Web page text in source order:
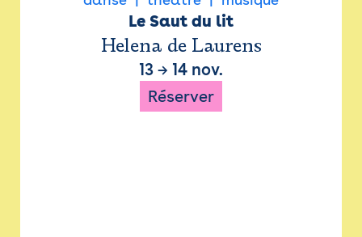
Le Saut du lit
Helena de Laurens
13 → 14 nov.
Réserver